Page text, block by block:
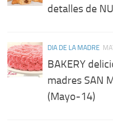
detalles de
DIA DE LA MADRE
BAKERY
madres SAN
(Mayo-14)